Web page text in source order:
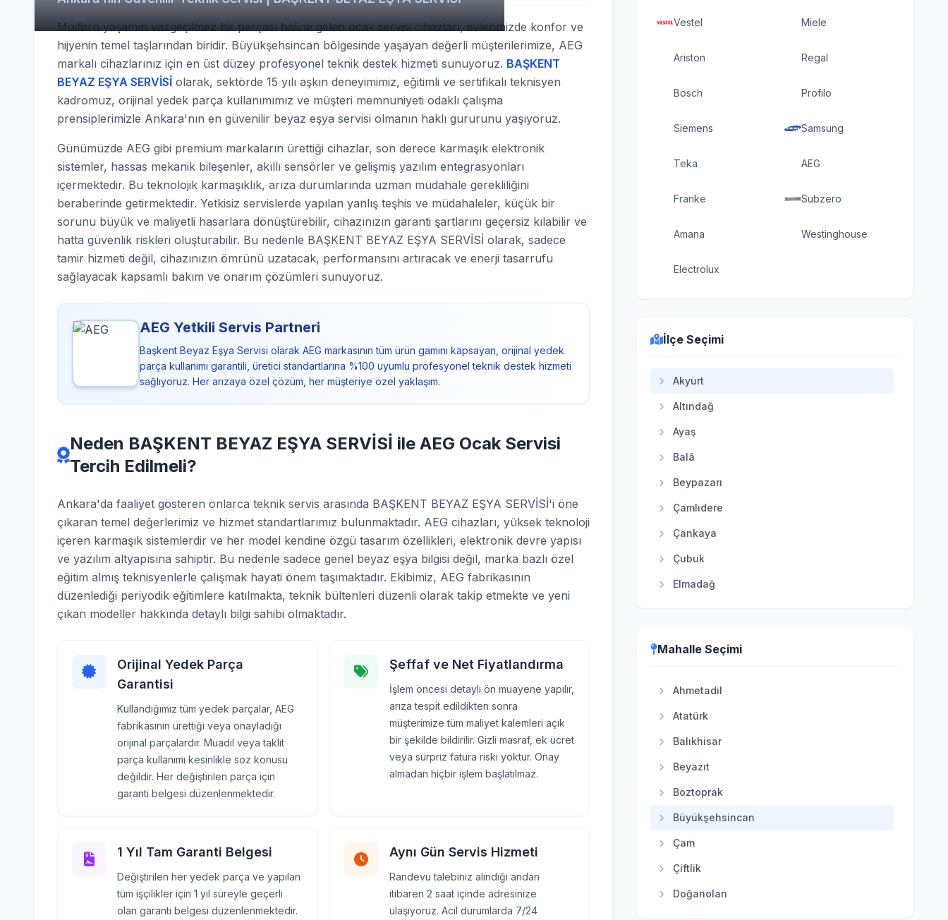
Modern yaşamın vazgeçilmez bir parçası haline gelen ocak servisi cihazları, evlerimizde konfor ve
hijyenin temel taşlarından biridir. Büyükşehsincan bölgesinde yaşayan değerli müşterilerimize, AEG
markalı cihazlarınız için en üst düzey profesyonel teknik destek hizmeti sunuyoruz. BAŞKENT
BEYAZ EŞYA SERVİSİ olarak, sektörde 15 yılı aşkın deneyimimiz, eğitimli ve sertifikalı teknisyen
kadromuz, orijinal yedek parça kullanımımız ve müşteri memnuniyeti odaklı çalışma
prensiplerimizle Ankara'nın en güvenilir beyaz eşya servisi olmanın haklı gururunu yaşıyoruz.
Günümüzde AEG gibi premium markaların ürettiği cihazlar, son derece karmaşık elektronik
sistemler, hassas mekanik bileşenler, akıllı sensörler ve gelişmiş yazılım entegrasyonları
içermektedir. Bu teknolojik karmaşıklık, arıza durumlarında uzman müdahale gerekliliğini
beraberinde getirmektedir. Yetkisiz servislerde yapılan yanlış teşhis ve müdahaleler, küçük bir
sorunu büyük ve maliyetli hasarlara dönüştürebilir, cihazınızın garanti şartlarını geçersiz kılabilir ve
hatta güvenlik riskleri oluşturabilir. Bu nedenle BAŞKENT BEYAZ EŞYA SERVİSİ olarak, sadece
tamir hizmeti değil, cihazınızın ömrünü uzatacak, performansını artıracak ve enerji tasarrufu
sağlayacak kapsamlı bakım ve onarım çözümleri sunuyoruz.
AEG Yetkili Servis Partneri
Başkent Beyaz Eşya Servisi olarak AEG markasının tüm ürün gamını kapsayan, orijinal yedek
parça kullanımı garantili, üretici standartlarına %100 uyumlu profesyonel teknik destek hizmeti
sağlıyoruz. Her arızaya özel çözüm, her müşteriye özel yaklaşım.
Neden BAŞKENT BEYAZ EŞYA SERVİSİ ile AEG Ocak Servisi
Tercih Edilmeli?
Ankara'da faaliyet gösteren onlarca teknik servis arasında BAŞKENT BEYAZ EŞYA SERVİSİ'i öne
çıkaran temel değerlerimiz ve hizmet standartlarımız bulunmaktadır. AEG cihazları, yüksek teknoloji
içeren karmaşık sistemlerdir ve her model kendine özgü tasarım özellikleri, elektronik devre yapısı
ve yazılım altyapısına sahiptir. Bu nedenle sadece genel beyaz eşya bilgisi değil, marka bazlı özel
eğitim almış teknisyenlerle çalışmak hayati önem taşımaktadır. Ekibimiz, AEG fabrikasının
düzenlediği periyodik eğitimlere katılmakta, teknik bültenleri düzenli olarak takip etmekte ve yeni
çıkan modeller hakkında detaylı bilgi sahibi olmaktadır.
Orijinal Yedek Parça
Garantisi
Kullandığımız tüm yedek parçalar, AEG
fabrikasının ürettiği veya onayladığı
orijinal parçalardır. Muadil veya taklit
parça kullanımı kesinlikle söz konusu
değildir. Her değiştirilen parça için
garanti belgesi düzenlenmektedir.
Şeffaf ve Net Fiyatlandırma
İşlem öncesi detaylı ön muayene yapılır,
arıza tespit edildikten sonra
müşterimize tüm maliyet kalemleri açık
bir şekilde bildirilir. Gizli masraf, ek ücret
veya sürpriz fatura riski yoktur. Onay
almadan hiçbir işlem başlatılmaz.
1 Yıl Tam Garanti Belgesi
Değiştirilen her yedek parça ve yapılan
tüm işçilikler için 1 yıl süreyle geçerli
olan garanti belgesi düzenlenmektedir.
Aynı Gün Servis Hizmeti
Randevu talebiniz alındığı andan
itibaren 2 saat içinde adresinize
ulaşıyoruz. Acil durumlarda 7/24
Vestel Miele
Ariston Regal
Bosch Profilo
Siemens Samsung
Teka AEG
Franke Subzero
Amana Westinghouse
Electrolux
İlçe Seçimi
Akyurt
Altındağ
Ayaş
Balâ
Beypazarı
Çamlıdere
Çankaya
Çubuk
Elmadağ
Güdül
Haymana
Kahramankazan
Kalecik
Keçiören
Kızılcahamam
Mamak
Nallıhan
Polatlı
Mahalle Seçimi
Ahmetadil
Atatürk
Balıkhisar
Beyazıt
Boztoprak
Büyükşehsincan
Çam
Çiftlik
Doğanolan